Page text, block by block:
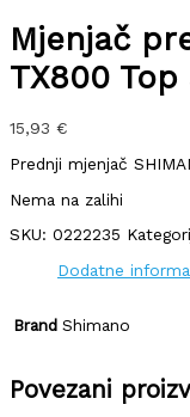
Mjenjač
TX800
15,93 €
Prednji mjenjač
Nema na zalihi
SKU: 0222235
Dodatne
Brand Shimano
Povezani